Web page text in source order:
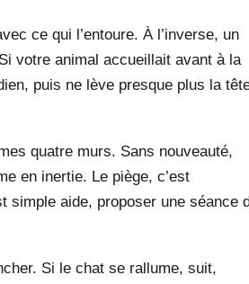
ce qui l’entoure. À l’inverse, un
votre animal accueillait avant à la
puis ne lève presque plus la
quatre murs. Sans nouveauté,
en inertie. Le piège, c’est
simple aide, proposer une séance
Si le chat se rallume, suit,